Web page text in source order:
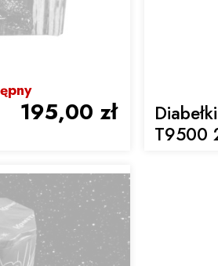
195,00 zł
T9500